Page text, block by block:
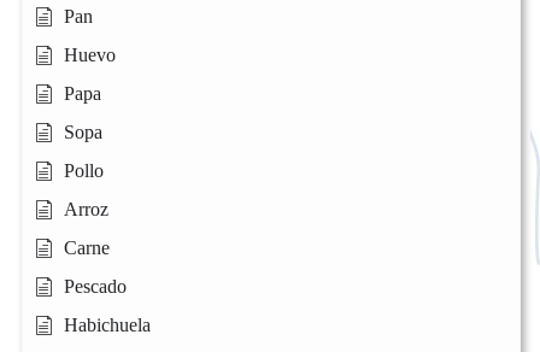
Pan
Huevo
Papa
Sopa
Pollo
Arroz
Carne
Pescado
Habichuela